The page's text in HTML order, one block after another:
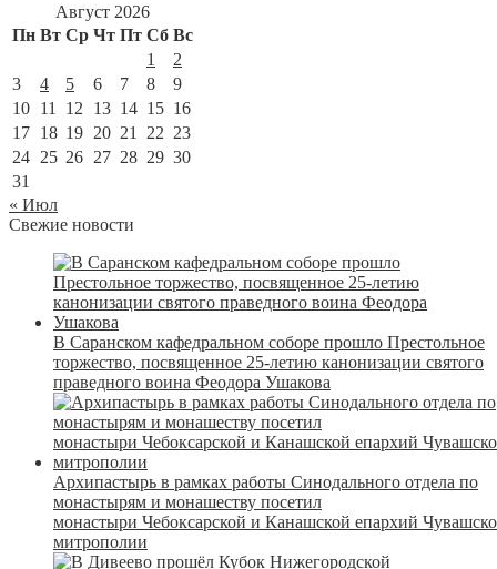
Август 2026
Пн Вт Ср Чт Пт Сб Вс
1
2
3
4 5 6 7 8
9
10 11 12 13 14 15 16
17 18 19 20 21 22 23
24 25 26 27 28 29 30
31
« Июл
Свежие новости
В Саранском кафедральном соборе прошло Престольное
торжество, посвященное 25-летию канонизации святого
праведного воина Феодора Ушакова
Архипастырь в рамках работы Синодального отдела по
монастырям и монашеству посетил
монастыри Чебоксарской и Канашской епархий
митрополии